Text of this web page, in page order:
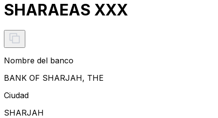
SHARAEAS XXX
Nombre del banco
BANK OF SHARJAH, THE
Ciudad
SHARJAH